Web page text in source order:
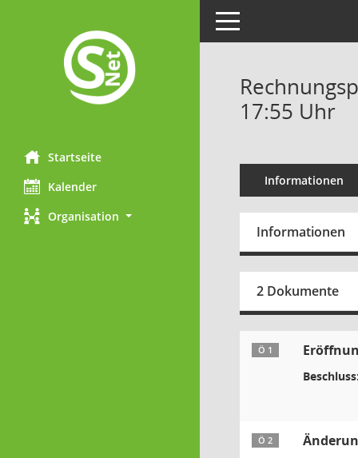
Startseite
Kalender
Organisation
Toggle navigation
17:55 Uhr
Informationen
Informationen
2 Dokumente
Ö 1
Ö 2